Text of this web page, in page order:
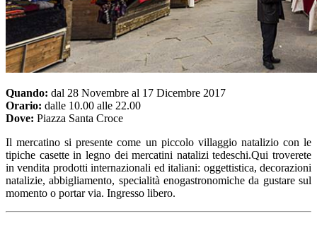
Quando: dal 28 Novembre al 17 Dicembre 2017
Orario: dalle 10.00 alle 22.00
Dove: Piazza Santa Croce
Il mercatino si presente come un piccolo villaggio natalizio con le
tipiche casette in legno dei mercatini natalizi tedeschi.Qui troverete
in vendita prodotti internazionali ed italiani: oggettistica, decorazioni
natalizie, abbigliamento, specialità enogastronomiche da gustare sul
momento o portar via. Ingresso libero.